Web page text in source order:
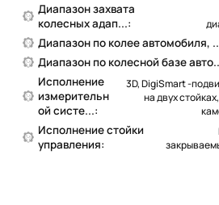
Диапазон захвата
колесных адап...:
Диапазон по колее автомобиля,
Диапазон по колесной базе
Исполнение
измерительн
ой систе...:
3D, DigiSmart -
на двух
Исполнение стойки
управления: